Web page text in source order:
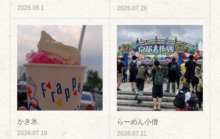
2026.08.1 2026.07.26
かき氷
2026.07.18
らーめん小僧
2026.07.11